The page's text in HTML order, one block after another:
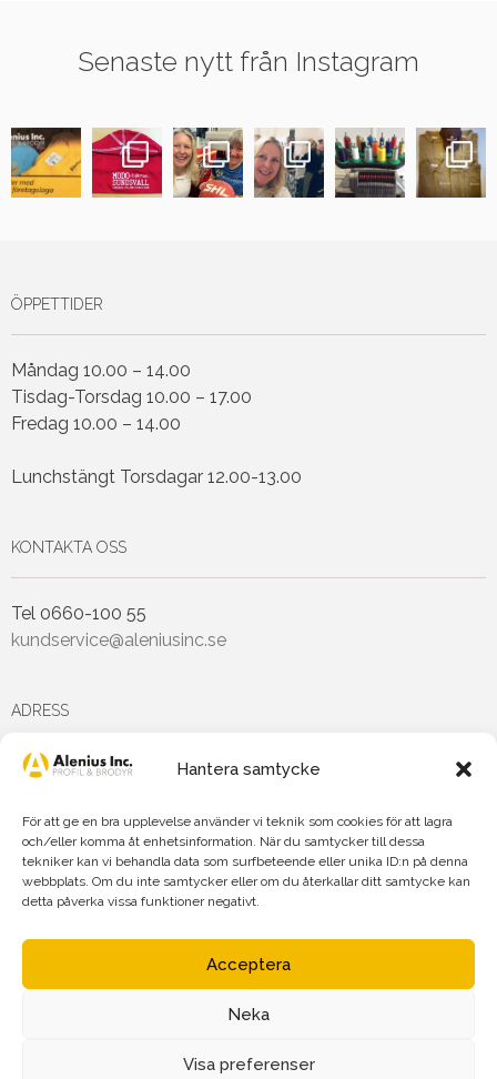
Hantera samtycke
För att ge en bra upplevelse använder vi teknik som cookies för att lagra
och/eller komma åt enhetsinformation. När du samtycker till dessa
tekniker kan vi behandla data som surfbeteende eller unika ID:n på denna
webbplats. Om du inte samtycker eller om du återkallar ditt samtycke kan
detta påverka vissa funktioner negativt.
Acceptera
Neka
Visa preferenser
Senaste nytt från Instagram
ÖPPETTIDER
Måndag 10.00 – 14.00
Tisdag-Torsdag 10.00 – 17.00
Fredag 10.00 – 14.00
Lunchstängt Torsdagar 12.00-13.00
KONTAKTA OSS
Tel 0660-100 55
kundservice@aleniusinc.se
ADRESS
Hästmarksvägen 3D
FÖLJ OSS PÅ
Agnetha Alenius Incorporated AB